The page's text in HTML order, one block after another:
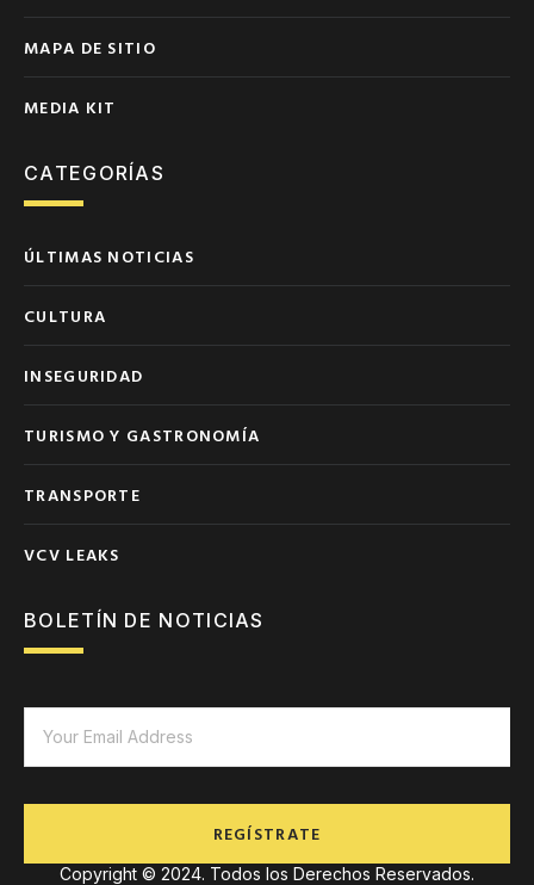
MAPA DE SITIO
MEDIA KIT
CATEGORÍAS
ÚLTIMAS NOTICIAS
CULTURA
INSEGURIDAD
TURISMO Y GASTRONOMÍA
TRANSPORTE
VCV LEAKS
BOLETÍN DE NOTICIAS
REGÍSTRATE
Copyright © 2024. Todos los Derechos Reservados.